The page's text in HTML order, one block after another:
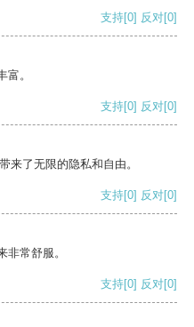
支持[0] 反对[0]
。
支持[0] 反对[0]
来了无限的隐私和自由。
支持[0] 反对[0]
常舒服。
支持[0] 反对[0]